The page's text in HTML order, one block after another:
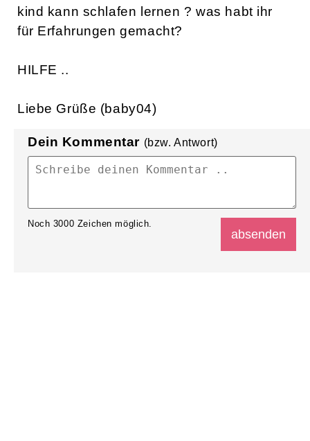
kind kann schlafen lernen ? was habt ihr
für Erfahrungen gemacht?
HILFE ..
Liebe Grüße (baby04)
Dein Kommentar (bzw. Antwort)
Noch 3000 Zeichen möglich.